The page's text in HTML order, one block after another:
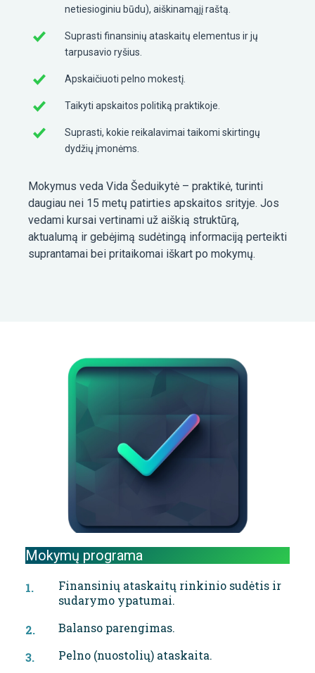
netiesioginiu būdu), aiškinamąjį raštą.
Suprasti finansinių ataskaitų elementus ir jų
tarpusavio ryšius.
Apskaičiuoti pelno mokestį.
Taikyti apskaitos politiką praktikoje.
Suprasti, kokie reikalavimai taikomi skirtingų
dydžių įmonėms.
Mokymus veda Vida Šeduikytė – praktikė, turinti
daugiau nei 15 metų patirties apskaitos srityje. Jos
vedami kursai vertinami už aiškią struktūrą,
aktualumą ir gebėjimą sudėtingą informaciją perteikti
suprantamai bei pritaikomai iškart po mokymų.
Mokymų programa
Finansinių ataskaitų rinkinio sudėtis ir
sudarymo ypatumai.
Balanso parengimas.
Pelno (nuostolių) ataskaita.